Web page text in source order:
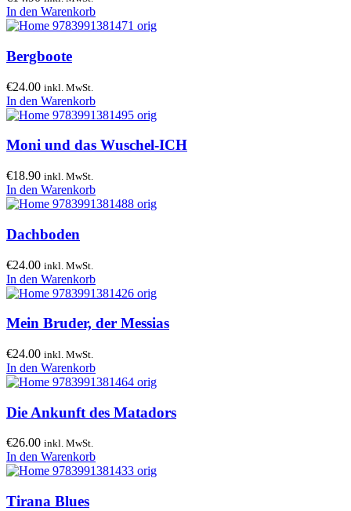
In den Warenkorb
Bergboote
€24.00 inkl. MwSt.
In den Warenkorb
Moni und das Wuschel-ICH
€18.90 inkl. MwSt.
In den Warenkorb
Dachboden
€24.00 inkl. MwSt.
In den Warenkorb
Mein Bruder, der Messias
€24.00 inkl. MwSt.
In den Warenkorb
Die Ankunft des Matadors
€26.00 inkl. MwSt.
In den Warenkorb
Tirana Blues